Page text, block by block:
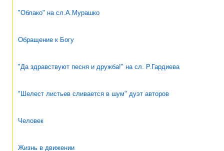
"Облако" на сл.А.Мурашко
Обращение к Богу
"Да здравствуют песня и дружба!" на сл. Р.Гардиева
"Шелест листьев сливается в шум" дуэт авторов
Человек
Жизнь в движении